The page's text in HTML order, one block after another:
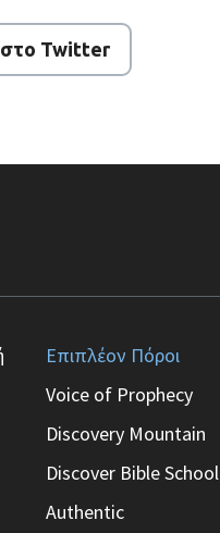
στο Twitter
Επιπλέον Πόροι
Voice of Prophecy
Discovery Mountain
Discover Bible School
Authentic